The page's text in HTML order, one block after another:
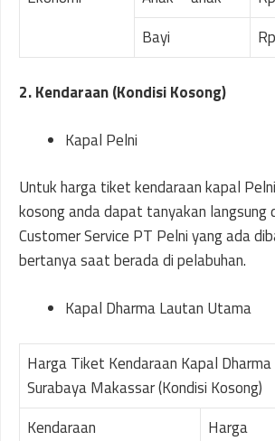
Bayi
2. Kendaraan (Kondisi Kosong)
Kapal Pelni
Untuk harga tiket kendaraan kapal
kosong anda dapat tanyakan langsung
Customer Service PT Pelni yang ada
bertanya saat berada di pelabuhan.
Kapal Dharma Lautan Utama
Harga Tiket Kendaraan Kapal
Surabaya Makassar (Kondisi Kosong)
Kendaraan
Harga